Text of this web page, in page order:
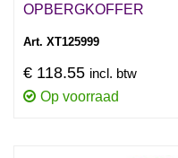
OPBERGKOFFER
Art. XT125999
€ 118.55 incl. btw
Op voorraad